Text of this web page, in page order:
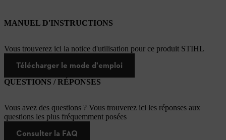
MANUEL D'INSTRUCTIONS
Vous trouverez ici la notice d'utilisation pour ce produit STIHL
Télécharger le mode d'emploi
QUESTIONS / RÉPONSES
Vous avez des questions ? Vous trouverez ici les réponses aux
questions les plus fréquemment posées
Consulter la FAQ